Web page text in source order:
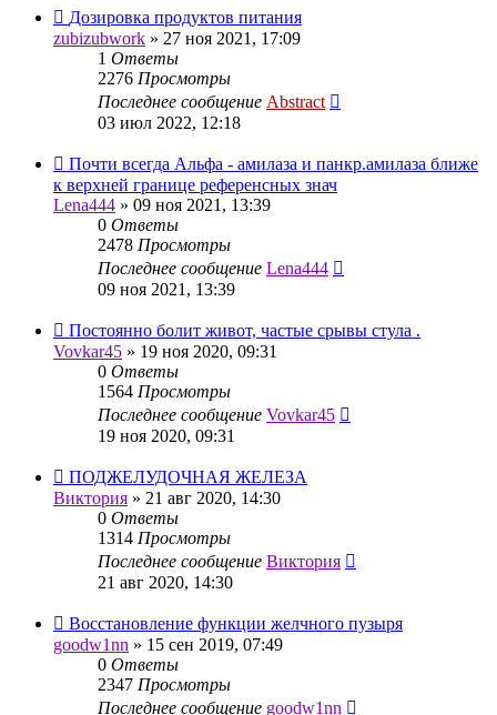
Дозировка продуктов питания
zubizubwork » 27 ноя 2021, 17:09
1 Ответы
2276 Просмотры
Последнее сообщение Abstract
03 июл 2022, 12:18
Почти всегда Альфа - амилаза и панкр.амилаза ближе
к верхней границе референсных знач
Lena444 » 09 ноя 2021, 13:39
0 Ответы
2478 Просмотры
Последнее сообщение Lena444
09 ноя 2021, 13:39
Постоянно болит живот, частые срывы стула .
Vovkar45 » 19 ноя 2020, 09:31
0 Ответы
1564 Просмотры
Последнее сообщение Vovkar45
19 ноя 2020, 09:31
ПОДЖЕЛУДОЧНАЯ ЖЕЛЕЗА
Виктория » 21 авг 2020, 14:30
0 Ответы
1314 Просмотры
Последнее сообщение Виктория
21 авг 2020, 14:30
Восстановление функции желчного пузыря
goodw1nn » 15 сен 2019, 07:49
0 Ответы
2347 Просмотры
Последнее сообщение goodw1nn